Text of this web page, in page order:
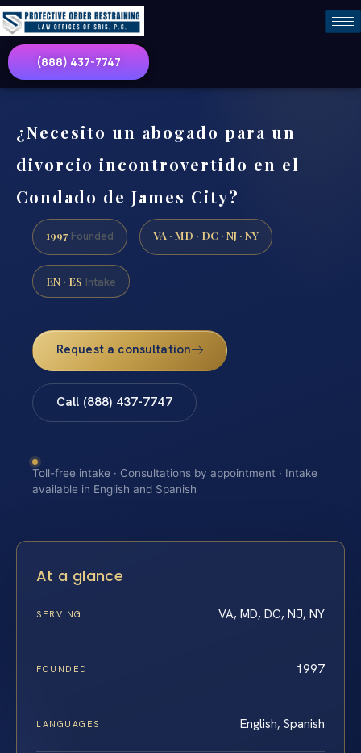
(888) 437-7747
¿Necesito un abogado para un
divorcio incontrovertido en el
Condado de James City?
1997 Founded VA · MD · DC · NJ · NY
EN · ES Intake
Request a consultation
Call (888) 437-7747
Toll-free intake · Consultations by appointment · Intake
available in English and Spanish
At a glance
SERVING VA, MD, DC, NJ, NY
FOUNDED 1997
LANGUAGES English, Spanish